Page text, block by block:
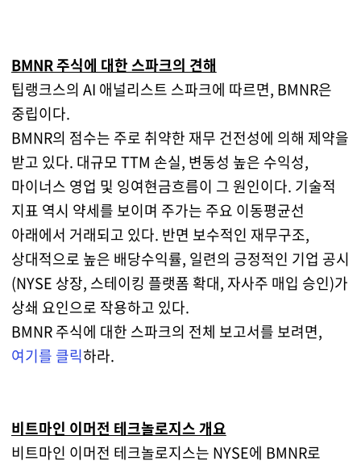
BMNR 주식에 대한 스파크의 견해
팁랭크스의 AI 애널리스트 스파크에 따르면, BMNR은
중립이다.
BMNR의 점수는 주로 취약한 재무 건전성에 의해 제약을
받고 있다. 대규모 TTM 손실, 변동성 높은 수익성,
마이너스 영업 및 잉여현금흐름이 그 원인이다. 기술적
지표 역시 약세를 보이며 주가는 주요 이동평균선
아래에서 거래되고 있다. 반면 보수적인 재무구조,
상대적으로 높은 배당수익률, 일련의 긍정적인 기업 공시
(NYSE 상장, 스테이킹 플랫폼 확대, 자사주 매입 승인)가
상쇄 요인으로 작용하고 있다.
BMNR 주식에 대한 스파크의 전체 보고서를 보려면,
여기를 클릭하라.
비트마인 이머전 테크놀로지스 개요
비트마인 이머전 테크놀로지스는 NYSE에 BMNR로